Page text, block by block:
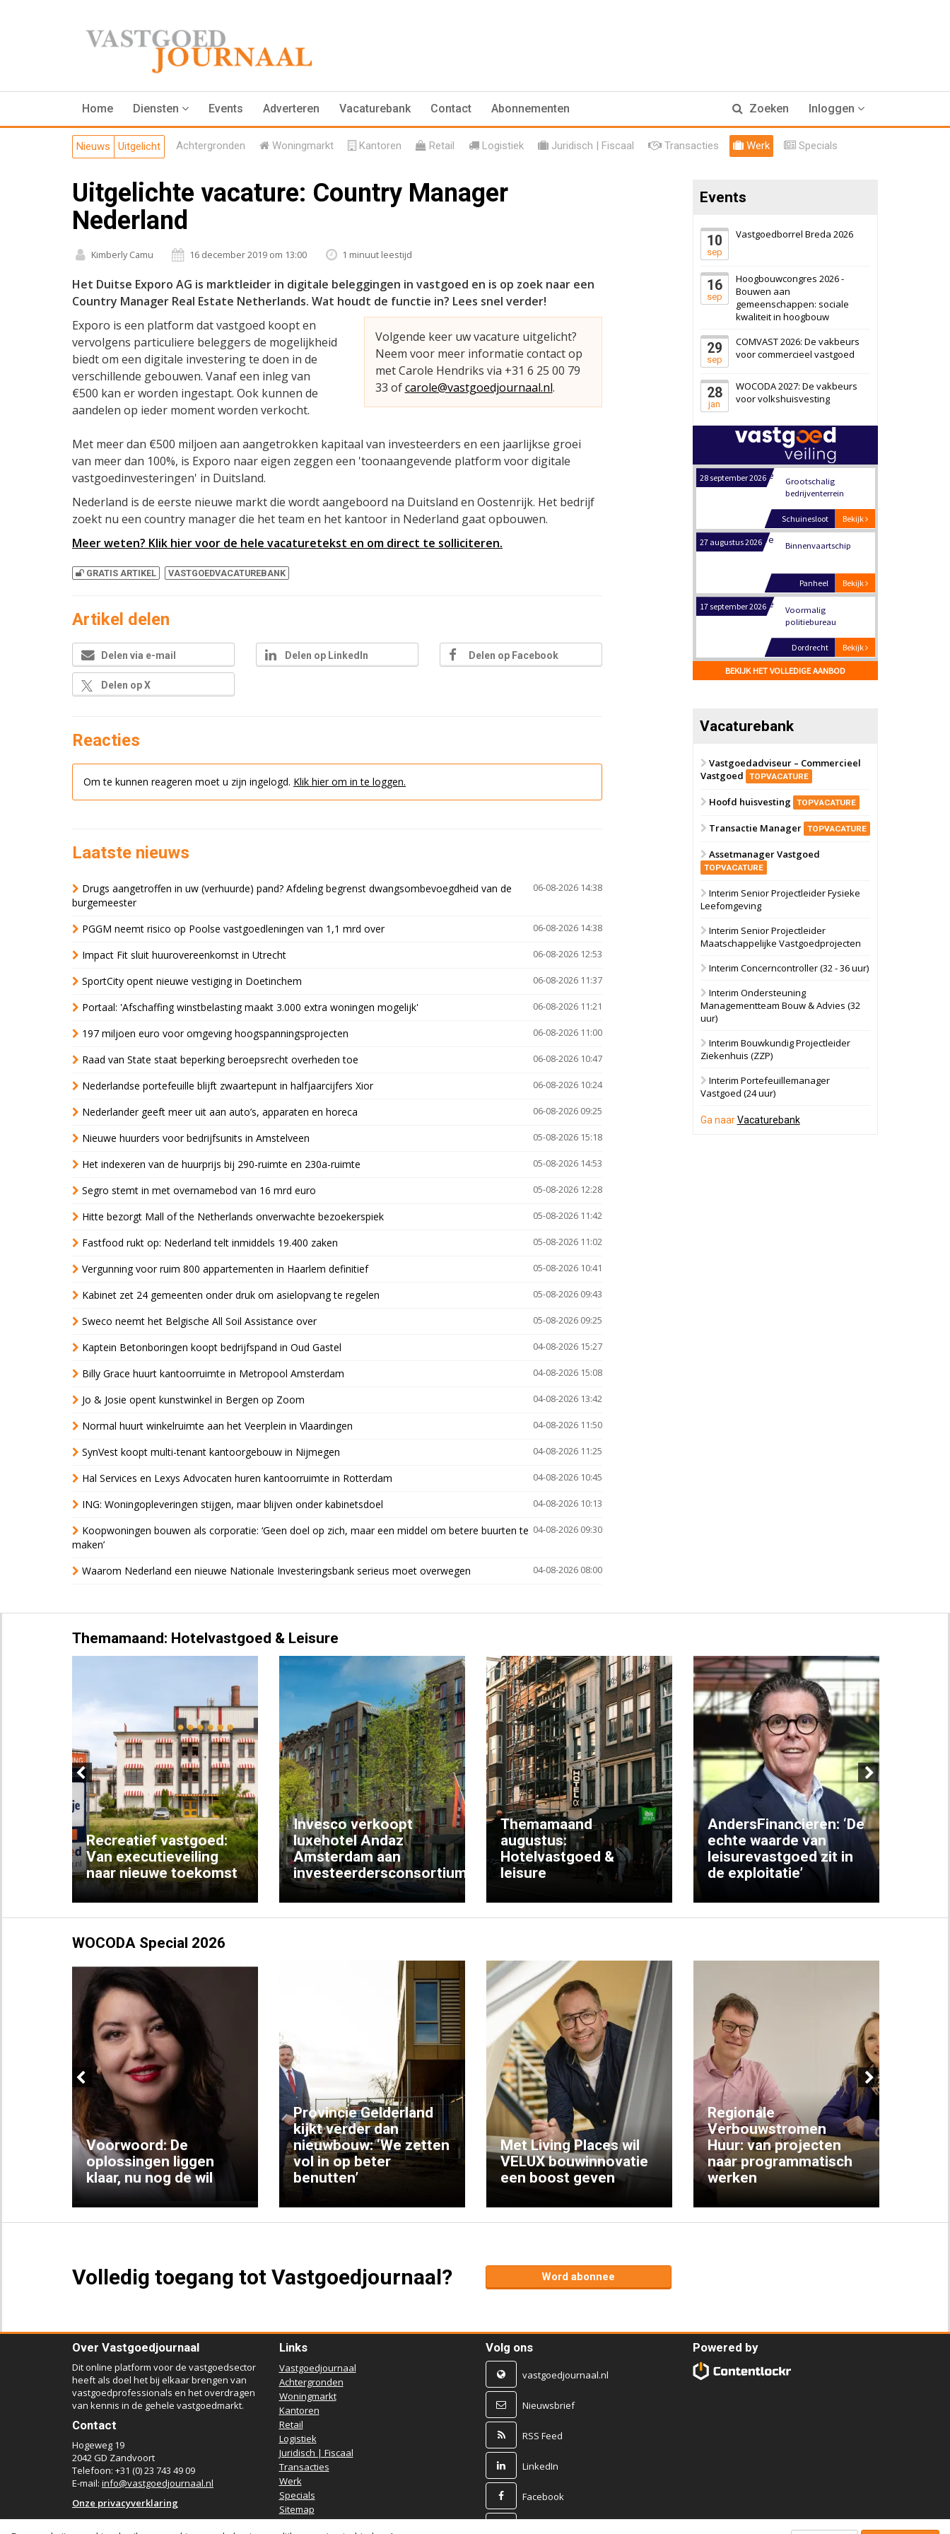
Home Diensten Events Adverteren Vacaturebank Contact Abonnementen Zoeken Inloggen
Nieuws Uitgelicht Achtergronden Woningmarkt Kantoren Retail Logistiek Juridisch | Fiscaal Transacties Werk Specials
Uitgelichte vacature: Country Manager
Nederland
Kimberly Camu 16 december 2019 om 13:00 1 minuut leestijd
Het Duitse Exporo AG is marktleider in digitale beleggingen in vastgoed en is op zoek naar een
Country Manager Real Estate Netherlands. Wat houdt de functie in? Lees snel verder!
Volgende keer uw vacature uitgelicht?
Neem voor meer informatie contact op
met Carole Hendriks via +31 6 25 00 79
33 ofcarole@vastgoedjournaal.nl.
Exporo is een platform dat vastgoed koopt en
vervolgens particuliere beleggers de mogelijkheid
biedt om een digitale investering te doen in de
verschillende gebouwen. Vanaf een inleg van
€500 kan er worden ingestapt. Ook kunnen de
aandelen op ieder moment worden verkocht.
Met meer dan €500 miljoen aan aangetrokken kapitaal van investeerders en een jaarlijkse groei
van meer dan 100%, is Exporo naar eigen zeggen een 'toonaangevende platform voor digitale
vastgoedinvesteringen' in Duitsland.
Nederland is de eerste nieuwe markt die wordt aangeboord na Duitsland en Oostenrijk. Het bedrijf
zoekt nu een country manager die het team en het kantoor in Nederland gaat opbouwen.
Meer weten? Klik hier voor de hele vacaturetekst en om direct te solliciteren.
GRATIS ARTIKEL VASTGOEDVACATUREBANK
Artikel delen
Delen via e-mail Delen op LinkedIn Delen op Facebook
Delen op X
Reacties
Om te kunnen reageren moet u zijn ingelogd. Klik hier om in te loggen.
Laatste nieuws
06-08-2026 14:38
Drugs aangetroffen in uw (verhuurde) pand? Afdeling begrenst dwangsombevoegdheid van de
burgemeester
06-08-2026 14:38
PGGM neemt risico op Poolse vastgoedleningen van 1,1 mrd over
06-08-2026 12:53
Impact Fit sluit huurovereenkomst in Utrecht
06-08-2026 11:37
SportCity opent nieuwe vestiging in Doetinchem
06-08-2026 11:21
Portaal: 'Afschaffing winstbelasting maakt 3.000 extra woningen mogelijk'
06-08-2026 11:00
197 miljoen euro voor omgeving hoogspanningsprojecten
06-08-2026 10:47
Raad van State staat beperking beroepsrecht overheden toe
06-08-2026 10:24
Nederlandse portefeuille blijft zwaartepunt in halfjaarcijfers Xior
06-08-2026 09:25
Nederlander geeft meer uit aan auto’s, apparaten en horeca
05-08-2026 15:18
Nieuwe huurders voor bedrijfsunits in Amstelveen
05-08-2026 14:53
Het indexeren van de huurprijs bij 290-ruimte en 230a-ruimte
05-08-2026 12:28
Segro stemt in met overnamebod van 16 mrd euro
05-08-2026 11:42
Hitte bezorgt Mall of the Netherlands onverwachte bezoekerspiek
05-08-2026 11:02
Fastfood rukt op: Nederland telt inmiddels 19.400 zaken
05-08-2026 10:41
Vergunning voor ruim 800 appartementen in Haarlem definitief
05-08-2026 09:43
Kabinet zet 24 gemeenten onder druk om asielopvang te regelen
05-08-2026 09:25
Sweco neemt het Belgische All Soil Assistance over
04-08-2026 15:27
Kaptein Betonboringen koopt bedrijfspand in Oud Gastel
04-08-2026 15:08
Billy Grace huurt kantoorruimte in Metropool Amsterdam
04-08-2026 13:42
Jo & Josie opent kunstwinkel in Bergen op Zoom
04-08-2026 11:50
Normal huurt winkelruimte aan het Veerplein in Vlaardingen
04-08-2026 11:25
SynVest koopt multi-tenant kantoorgebouw in Nijmegen
04-08-2026 10:45
Hal Services en Lexys Advocaten huren kantoorruimte in Rotterdam
04-08-2026 10:13
ING: Woningopleveringen stijgen, maar blijven onder kabinetsdoel
04-08-2026 09:30
Koopwoningen bouwen als corporatie: ‘Geen doel op zich, maar een middel om betere buurten te
maken’
04-08-2026 08:00
Waarom Nederland een nieuwe Nationale Investeringsbank serieus moet overwegen
Events
10
sep
Vastgoedborrel Breda 2026
16
sep
Hoogbouwcongres 2026 -
Bouwen aan
gemeenschappen: sociale
kwaliteit in hoogbouw
29
sep
COMVAST 2026: De vakbeurs
voor commercieel vastgoed
28
jan
WOCODA 2027: De vakbeurs
voor volkshuisvesting
17 september 2026
Voormalig
politiebureau
17 september 2026
6 oktober 2026 Transformatieobject
Schiedam
22 september 2026 Attractiepark
Bekijk
Oranje
28 september 2026
bedrijventerrein
Schuinesloot
27 augustus 2026 Binnenvaartschip
Bekijk
Panheel
17 september 2026
Voormalig
Bekijk
Dordrecht
17 september 2026
Voormalig
politiebureau
Bekijk
Hilversum
17 september 2026
Voormalig
Zwanenburg
6 oktober 2026 Transformatieobject
22 september 2026
28 september 2026
Grootschalig
bedrijventerrein
Bekijk
Schuinesloot
27 augustus 2026 Binnenvaartschip
17 september 2026
17 september 2026
Voormalig
BEKIJK HET VOLLEDIGE AANBOD
Vacaturebank
Vastgoedadviseur – Commercieel
Vastgoed
TOPVACATURE
Hoofd huisvesting TOPVACATURE
Transactie Manager TOPVACATURE
Assetmanager Vastgoed
TOPVACATURE
Interim Senior Projectleider Fysieke
Leefomgeving
Interim Senior Projectleider
Maatschappelijke Vastgoedprojecten
Interim Concerncontroller (32 - 36 uur)
Interim Ondersteuning
Managementteam Bouw & Advies (32
uur)
Interim Bouwkundig Projectleider
Ziekenhuis (ZZP)
Interim Portefeuillemanager
Vastgoed (24 uur)
Ga naarVacaturebank
Themamaand: Hotelvastgoed & Leisure
Previous
Recreatief vastgoed:
Van executieveiling
naar nieuwe toekomst
Invesco verkoopt
luxehotel Andaz
Amsterdam aan
investeerdersconsortium
Themamaand
augustus:
Hotelvastgoed &
leisure
AndersFinancieren: ‘De
echte waarde van
leisurevastgoed zit in
de exploitatie’
Next
WOCODA Special 2026
Previous
Voorwoord: De
oplossingen liggen
klaar, nu nog de wil
Provincie Gelderland
kijkt verder dan
nieuwbouw: ‘We zetten
vol in op beter
benutten’
Met Living Places wil
VELUX bouwinnovatie
een boost geven
Regionale
Verbouwstromen
Huur: van projecten
naar programmatisch
werken
Next
Volledig toegang tot Vastgoedjournaal? Word abonnee
Over Vastgoedjournaal
Dit online platform voor de vastgoedsector
heeft als doel het bij elkaar brengen van
vastgoedprofessionals en het overdragen
van kennis in de gehele vastgoedmarkt.
Contact
Hogeweg 19
2042 GD Zandvoort
Telefoon: +31 (0) 23 743 49 09
E-mail: info@vastgoedjournaal.nl
Onze privacyverklaring
Links
Vastgoedjournaal
Achtergronden
Woningmarkt
Kantoren
Retail
Logistiek
Juridisch | Fiscaal
Transacties
Werk
Specials
Sitemap
Volg ons
vastgoedjournaal.nl
Nieuwsbrief
RSS Feed
LinkedIn
Facebook
Powered by